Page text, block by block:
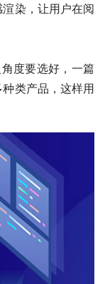
染，让用户在阅
度要选好，一篇
类产品，这样用